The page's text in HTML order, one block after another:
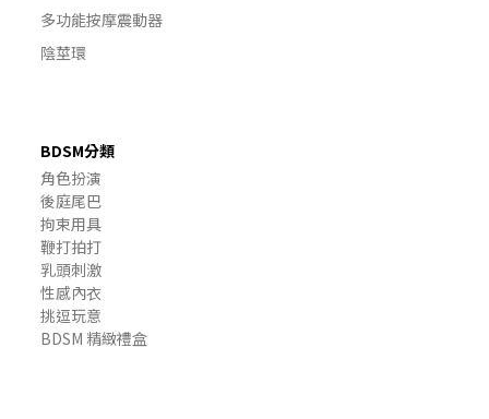
多功能按摩震動器
陰莖環
BDSM分類
角色扮演
後庭尾巴
拘束用具
鞭打拍打
乳頭刺激
性感內衣
挑逗玩意
BDSM 精緻禮盒